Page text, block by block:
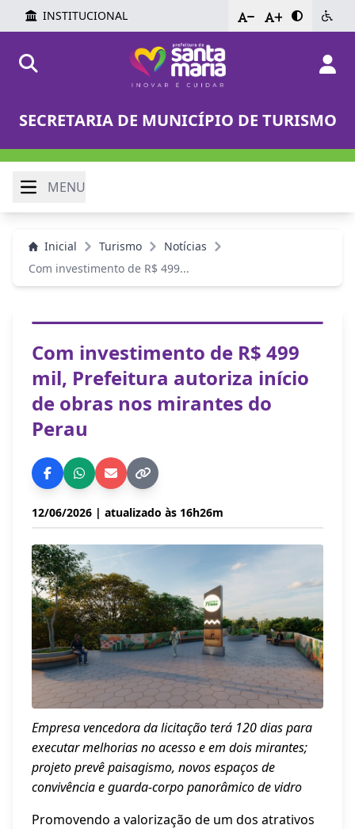
INSTITUCIONAL - +
SECRETARIA DE MUNICÍPIO DE TURISMO
MENU
Inicial Turismo
Notícias
Com investimento de R$ 499...
Com investimento de R$ 499
mil, Prefeitura autoriza início
de obras nos mirantes do
Perau
12/06/2026 | atualizado às 16h26m
Empresa vencedora da licitação terá 120 dias para
executar melhorias no acesso e em dois mirantes;
projeto prevê paisagismo, novos espaços de
convivência e guarda-corpo panorâmico de vidro
Promovendo a valorização de um dos atrativos